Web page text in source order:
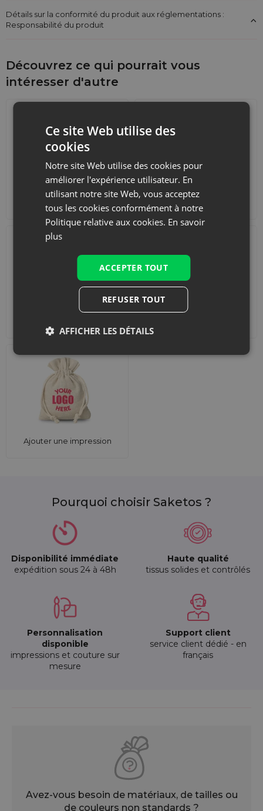
Détails sur la conformité du produit aux réglementations :
Responsabilité du produit
Découvrez ce qui pourrait vous
intéresser d'autre
Calendriers de l'Avent
Sacs de courses avec
lanières
Accessoires et
Ensembles
Ajouter une impression
Pourquoi choisir Saketos ?
Disponibilité immédiate
expédition sous 24 à 48h
Haute qualité
tissus solides et contrôlés
Personnalisation
disponible
impressions et couture sur
mesure
Support client
service client dédié - en
français
Avez-vous besoin de matériaux, de tailles ou
de couleurs non standards ?
Ce site Web utilise des
cookies
Notre site Web utilise des cookies pour
améliorer l'expérience utilisateur. En
utilisant notre site Web, vous acceptez
tous les cookies conformément à notre
Politique relative aux cookies. En savoir
plus
ACCEPTER TOUT
REFUSER TOUT
AFFICHER LES DÉTAILS